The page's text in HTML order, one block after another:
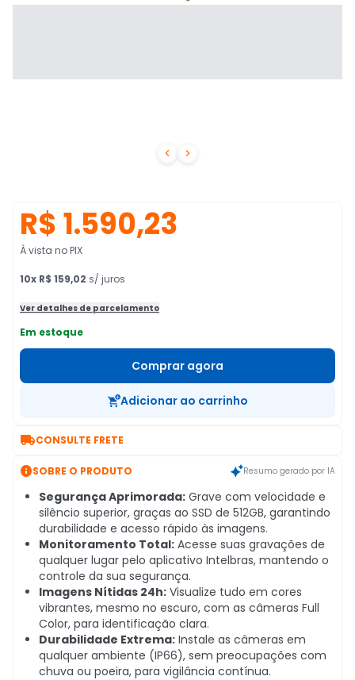
 
R$ 1.590,23
À vista no PIX
10x R$ 159,02 s/ juros
Ver detalhes de parcelamento
Em estoque
Comprar agora
Adicionar ao carrinho
CONSULTE FRETE
SOBRE O PRODUTO Resumo gerado por IA
Segurança Aprimorada: Grave com velocidade e
silêncio superior, graças ao SSD de 512GB, garantindo
durabilidade e acesso rápido às imagens.
Monitoramento Total: Acesse suas gravações de
qualquer lugar pelo aplicativo Intelbras, mantendo o
controle da sua segurança.
Imagens Nítidas 24h: Visualize tudo em cores
vibrantes, mesmo no escuro, com as câmeras Full
Color, para identificação clara.
Durabilidade Extrema: Instale as câmeras em
qualquer ambiente (IP66), sem preocupações com
chuva ou poeira, para vigilância contínua.